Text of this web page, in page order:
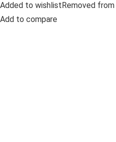
Added to wishlistRemoved
Add to compare